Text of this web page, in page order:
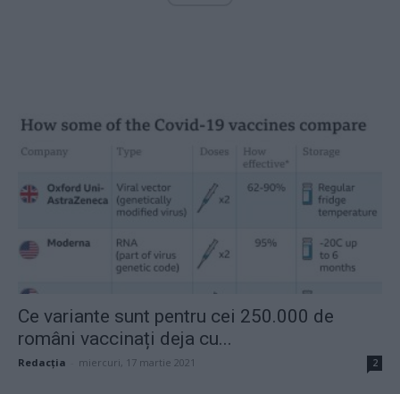
Ce variante sunt pentru cei 250.000 de
români vaccinați deja cu...
Redacţia miercuri, 17 martie 2021 2